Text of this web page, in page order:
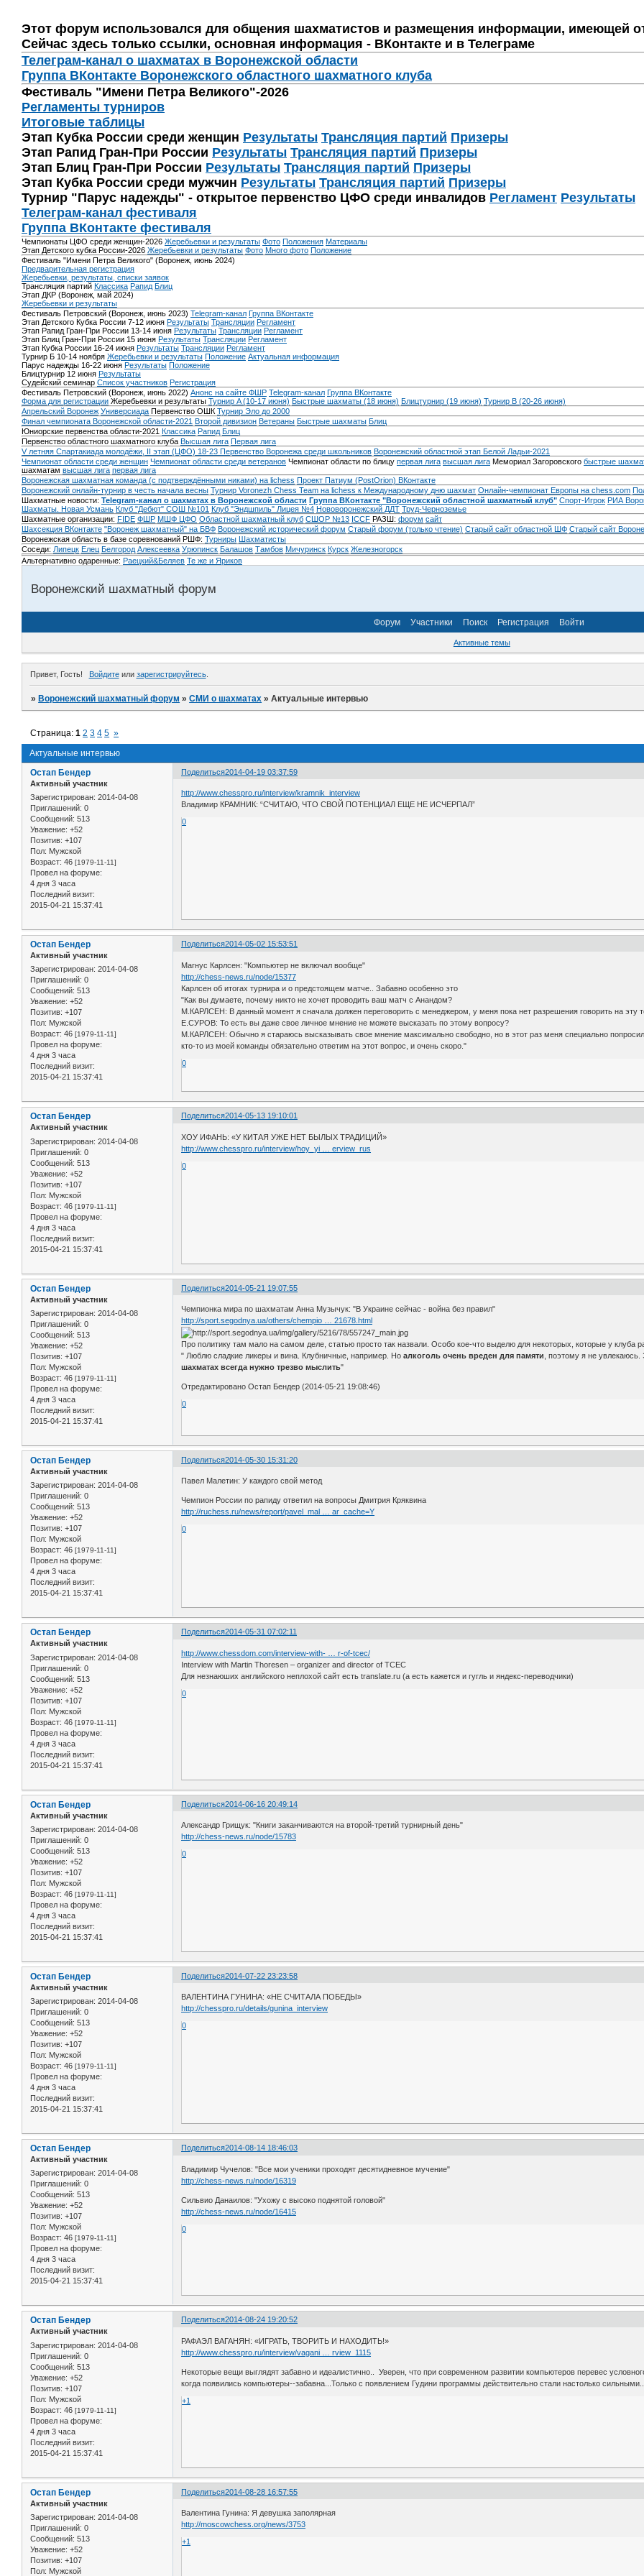
Этот форум использовался для общения шахматистов и размещения информации, имеющей
Сейчас здесь только ссылки, основная информация - ВКонтакте и в Телеграме
Телеграм-канал о шахматах в Воронежской области
Группа ВКонтакте Воронежского областного шахматного клуба
Фестиваль "Имени Петра Великого"-2026
Регламенты турниров
Итоговые таблицы
Этап Кубка России среди женщин Результаты Трансляция партий Призеры
Этап Рапид Гран-При России Результаты Трансляция партий Призеры
Этап Блиц Гран-При России Результаты Трансляция партий Призеры
Этап Кубка России среди мужчин Результаты Трансляция партий Призеры
Турнир "Парус надежды" - открытое первенство ЦФО среди инвалидов Регламент Результаты
Телеграм-канал фестиваля
Группа ВКонтакте фестиваля
Чемпионаты ЦФО среди женщин-2026 Жеребьевки и результаты Фото Положения Материалы
Этап Детского кубка России-2026 Жеребьевки и результаты Фото Много фото Положение
Фестиваль "Имени Петра Великого" (Воронеж, июнь 2024)
Предварительная регистрация
Жеребьевки, результаты, списки заявок
Трансляция партий Классика Рапид Блиц
Этап ДКР (Воронеж, май 2024)
Жеребьевки и результаты
Фестиваль Петровский (Воронеж, июнь 2023) Telegram-канал Группа ВКонтакте
Этап Детского Кубка России 7-12 июня Результаты Трансляции Регламент
Этап Рапид Гран-При России 13-14 июня Результаты Трансляции Регламент
Этап Блиц Гран-При России 15 июня Результаты Трансляции Регламент
Этап Кубка России 16-24 июня Результаты Трансляции Регламент
Турнир Б 10-14 ноября Жеребьевки и результаты Положение Актуальная информация
Парус надежды 16-22 июня Результаты Положение
Блицтурнир 12 июня Результаты
Судейский семинар Список участников Регистрация
Фестиваль Петровский (Воронеж, июнь 2022) Анонс на сайте ФШР Telegram-канал Группа ВКонтакте
Форма для регистрации Жеребьевки и результаты Турнир A (10-17 июня) Быстрые шахматы (18 июня) Блицтурнир (19 июня) Турнир B (20-26 июня)
Апрельский Воронеж Универсиада Первенство ОШК Турнир Эло до 2000
Финал чемпионата Воронежской области-2021 Второй дивизион Ветераны Быстрые шахматы Блиц
Юниорские первенства области-2021 Классика Рапид Блиц
Первенство областного шахматного клуба Высшая лига Первая лига
V летняя Спартакиада молодёжи, II этап (ЦФО) 18-23 Первенство Воронежа среди школьников Воронежский областной этап Белой Ладьи-2021
Чемпионат области среди женщин Чемпионат области среди ветеранов Чемпионат области по блицу первая лига высшая лига Мемориал Загоровского быстрые
шахматам высшая лига первая лига
Воронежская шахматная команда (с подтверждёнными никами) на lichess Проект Патиум (PostOrion) ВКонтакте
Воронежский онлайн-турнир в честь начала весны Турнир Voronezh Chess Team на lichess к Международному дню шахмат Онлайн-чемпионат Европы на chess.com
Шахматные новости: Telegram-канал о шахматах в Воронежской области Группа ВКонтакте "Воронежский областной шахматный клуб" Спорт-Игрок РИА
Шахматы. Новая Усмань Клуб "Дебют" СОШ №101 Клуб "Эндшпиль" Лицея №4 Нововоронежский ДДТ Труд-Черноземье
Шахматные организации: FIDE ФШР МШФ ЦФО Областной шахматный клуб СШОР №13 ICCF РАЗШ: форум сайт
Шахсекция ВКонтакте "Воронеж шахматный" на БВФ Воронежский исторический форум Cтарый форум (только чтение) Старый сайт областной ШФ Старый сайт
Воронежская область в базе соревнований РШФ: Турниры Шахматисты
Соседи: Липецк Елец Белгород Алексеевка Урюпинск Балашов Тамбов Мичуринск Курск Железногорск
Альтернативно одаренные: Раецкий&Беляев Те же и Яриков
Воронежский шахматный форум
Форум Участники Поиск Регистрация Войти
Активные темы
Привет, Гость! Войдитеили зарегистрируйтесь.
»Воронежский шахматный форум »СМИ о шахматах »Актуальные интервью
Актуальные интервью
Страница:1 2 3 4 5 »
Поделиться2014-04-19 03:37:59
Остап Бендер
Активный участник
Зарегистрирован: 2014-04-08
Приглашений: 0
Сообщений: 513
Уважение: +52
Позитив: +107
Пол: Мужской
Возраст: 46 [1979-11-11]
Провел на форуме:
4 дня 3 часа
Последний визит:
2015-04-21 15:37:41
http://www.chesspro.ru/interview/kramnik_interview
Владимир КРАМНИК: “СЧИТАЮ, ЧТО СВОЙ ПОТЕНЦИАЛ ЕЩЕ НЕ ИСЧЕРПАЛ”
0
Поделиться2014-05-02 15:53:51
Остап Бендер
Активный участник
Зарегистрирован: 2014-04-08
Приглашений: 0
Сообщений: 513
Уважение: +52
Позитив: +107
Пол: Мужской
Возраст: 46 [1979-11-11]
Провел на форуме:
4 дня 3 часа
Последний визит:
2015-04-21 15:37:41
Магнус Карлсен: "Компьютер не включал вообще"
http://chess-news.ru/node/15377
Карлсен об итогах турнира и о предстоящем матче.. Забавно особенно это
"Как вы думаете, почему никто не хочет проводить ваш матч с Анандом?
М.КАРЛСЕН: В данный момент я сначала должен переговорить с менеджером, у меня пока нет разрешения говорить на эту
Е.СУРОВ: То есть вы даже свое личное мнение не можете высказать по этому вопросу?
М.КАРЛСЕН: Обычно я стараюсь высказывать свое мнение максимально свободно, но в этот раз меня специально
кто-то из моей команды обязательно ответим на этот вопрос, и очень скоро."
0
Поделиться2014-05-13 19:10:01
Остап Бендер
Активный участник
Зарегистрирован: 2014-04-08
Приглашений: 0
Сообщений: 513
Уважение: +52
Позитив: +107
Пол: Мужской
Возраст: 46 [1979-11-11]
Провел на форуме:
4 дня 3 часа
Последний визит:
2015-04-21 15:37:41
ХОУ ИФАНЬ: «У КИТАЯ УЖЕ НЕТ БЫЛЫХ ТРАДИЦИЙ»
http://www.chesspro.ru/interview/hoy_yi … erview_rus
0
Поделиться2014-05-21 19:07:55
Остап Бендер
Активный участник
Зарегистрирован: 2014-04-08
Приглашений: 0
Сообщений: 513
Уважение: +52
Позитив: +107
Пол: Мужской
Возраст: 46 [1979-11-11]
Провел на форуме:
4 дня 3 часа
Последний визит:
2015-04-21 15:37:41
Чемпионка мира по шахматам Анна Музычук: "В Украине сейчас - война без правил"
http://sport.segodnya.ua/others/chempio … 21678.html
Про политику там мало на самом деле, статью просто так назвали. Особо кое-что выделю для некоторых, которые у клуба
" Люблю сладкие ликеры и вина. Клубничные, например. Ноалкоголь очень вреден для памяти , поэтому я не
шахматах всегда нужно трезво мыслить"
Отредактировано Остап Бендер (2014-05-21 19:08:46)
0
Поделиться2014-05-30 15:31:20
Остап Бендер
Активный участник
Зарегистрирован: 2014-04-08
Приглашений: 0
Сообщений: 513
Уважение: +52
Позитив: +107
Пол: Мужской
Возраст: 46 [1979-11-11]
Провел на форуме:
4 дня 3 часа
Последний визит:
2015-04-21 15:37:41
Павел Малетин: У каждого свой метод
Чемпион России по рапиду ответил на вопросы Дмитрия Кряквина
http://ruchess.ru/news/report/pavel_mal … ar_cache=Y
0
Поделиться2014-05-31 07:02:11
Остап Бендер
Активный участник
Зарегистрирован: 2014-04-08
Приглашений: 0
Сообщений: 513
Уважение: +52
Позитив: +107
Пол: Мужской
Возраст: 46 [1979-11-11]
Провел на форуме:
4 дня 3 часа
Последний визит:
2015-04-21 15:37:41
http://www.chessdom.com/interview-with- … r-of-tcec/
Interview with Martin Thoresen – organizer and director of TCEC
Для незнаюших английского неплохой сайт есть translate.ru (а есть кажется и гугль и яндекс-переводчики)
0
Поделиться2014-06-16 20:49:14
Остап Бендер
Активный участник
Зарегистрирован: 2014-04-08
Приглашений: 0
Сообщений: 513
Уважение: +52
Позитив: +107
Пол: Мужской
Возраст: 46 [1979-11-11]
Провел на форуме:
4 дня 3 часа
Последний визит:
2015-04-21 15:37:41
Александр Грищук: "Книги заканчиваются на второй-третий турнирный день"
http://chess-news.ru/node/15783
0
Поделиться2014-07-22 23:23:58
Остап Бендер
Активный участник
Зарегистрирован: 2014-04-08
Приглашений: 0
Сообщений: 513
Уважение: +52
Позитив: +107
Пол: Мужской
Возраст: 46 [1979-11-11]
Провел на форуме:
4 дня 3 часа
Последний визит:
2015-04-21 15:37:41
ВАЛЕНТИНА ГУНИНА: «НЕ СЧИТАЛА ПОБЕДЫ»
http://chesspro.ru/details/gunina_interview
0
Поделиться2014-08-14 18:46:03
Остап Бендер
Активный участник
Зарегистрирован: 2014-04-08
Приглашений: 0
Сообщений: 513
Уважение: +52
Позитив: +107
Пол: Мужской
Возраст: 46 [1979-11-11]
Провел на форуме:
4 дня 3 часа
Последний визит:
2015-04-21 15:37:41
Владимир Чучелов: "Все мои ученики проходят десятидневное мучение"
http://chess-news.ru/node/16319
Сильвио Данаилов: "Ухожу с высоко поднятой головой"
http://chess-news.ru/node/16415
0
Поделиться2014-08-24 19:20:52
Остап Бендер
Активный участник
Зарегистрирован: 2014-04-08
Приглашений: 0
Сообщений: 513
Уважение: +52
Позитив: +107
Пол: Мужской
Возраст: 46 [1979-11-11]
Провел на форуме:
4 дня 3 часа
Последний визит:
2015-04-21 15:37:41
РАФАЭЛ ВАГАНЯН: «ИГРАТЬ, ТВОРИТЬ И НАХОДИТЬ!»
http://www.chesspro.ru/interview/vagani … rview_1115
Некоторые вещи выглядят забавно и идеалистично.. Уверен, что при современном развитии компьютеров перевес
когда появились компьютеры--забавна...Только с появлением Гудини программы действительно стали настолько сильными..
+1
Поделиться2014-08-28 16:57:55
Остап Бендер
Активный участник
Зарегистрирован: 2014-04-08
Приглашений: 0
Сообщений: 513
Уважение: +52
Позитив: +107
Пол: Мужской
Валентина Гунина: Я девушка заполярная
http://moscowchess.org/news/3753
+1